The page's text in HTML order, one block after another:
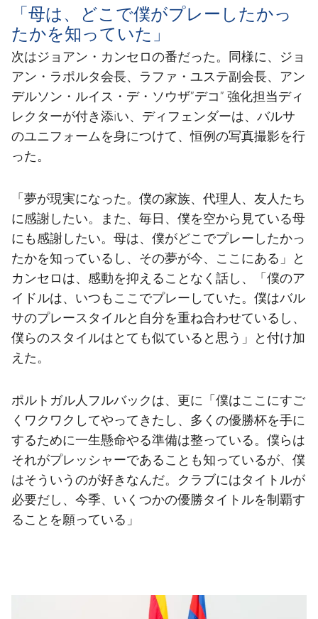
「母は、どこで僕がプレーしたかっ
たかを知っていた」
次はジョアン・カンセロの番だった。同様に、ジョ
アン・ラポルタ会長、ラファ・ユステ副会長、アン
デルソン・ルイス・デ・ソウザ”デコ” 強化担当ディ
レクターが付き添iい、ディフェンダーは、バルサ
のユニフォームを身につけて、恒例の写真撮影を行
った。
「夢が現実になった。僕の家族、代理人、友人たち
に感謝したい。また、毎日、僕を空から見ている母
にも感謝したい。母は、僕がどこでプレーしたかっ
たかを知っているし、その夢が今、ここにある」と
カンセロは、感動を抑えることなく話し、「僕のア
イドルは、いつもここでプレーしていた。僕はバル
サのプレースタイルと自分を重ね合わせているし、
僕らのスタイルはとても似ていると思う」と付け加
えた。
ポルトガル人フルバックは、更に「僕はここにすご
くワクワクしてやってきたし、多くの優勝杯を手に
するために一生懸命やる準備は整っている。僕らは
それがプレッシャーであることも知っているが、僕
はそういうのが好きなんだ。クラブにはタイトルが
必要だし、今季、いくつかの優勝タイトルを制覇す
ることを願っている」